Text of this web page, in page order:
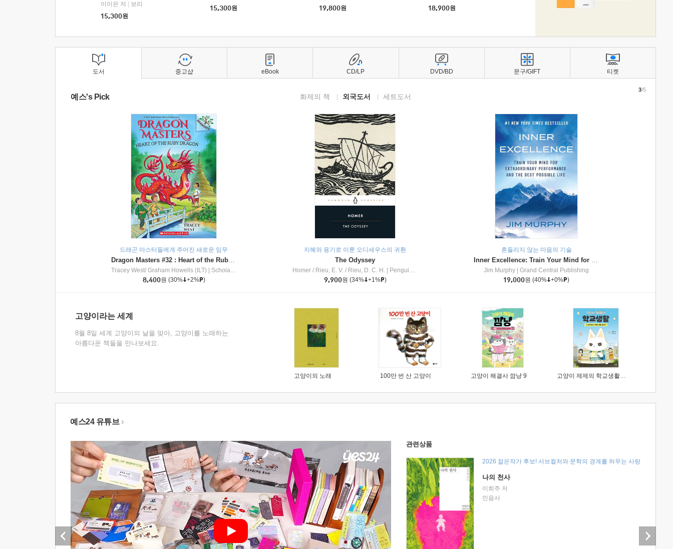
이이은 저
보리
15,300원
15,300원
19,800원
18,900원
도서
예스's Pick 화제의 책 외국도서 세트도서
드래곤 마스터들에게 주어진 새로운 임무
Dragon Masters #32 : Heart of the Ruby Dragon (A Branches Book)
Tracey West/ Graham Howells (ILT)
Scholastic Inc
8,400원 (30% +2% )
지혜와 용기로 이룬 오디세우스의 귀환
The Odyssey
Homer / Rieu, E. V. / Rieu, D. C. H.
Penguin Group
9,900원 (34% +1% )
흔들리지 않는 마음의 기술
Inner Excellence: Train Your Mind for Extraordinary Performance and the Best Possible Life
Jim Murphy
Grand Central Publishing
19,000원 (40% +0% )
3/5
고양이라는 세계
8월 8일 세계 고양이의 날을 맞아, 고양이를 노래하는
아름다운 책들을 만나보세요.
고양이의 노래 100만 번 산 고양이 고양이 해결사 깜냥 9 고양이 제제의 학교생활 1 : 초등학생이 이렇게 힘들 줄이야
중고샵 eBook CD/LP DVD/BD 문구/GIFT 티켓
예스24 유튜브
관련상품
2026 젊은작가 후보! 서브컬처와 문학의 경계를 허무는 사랑
나의 천사
이희주 저
민음사